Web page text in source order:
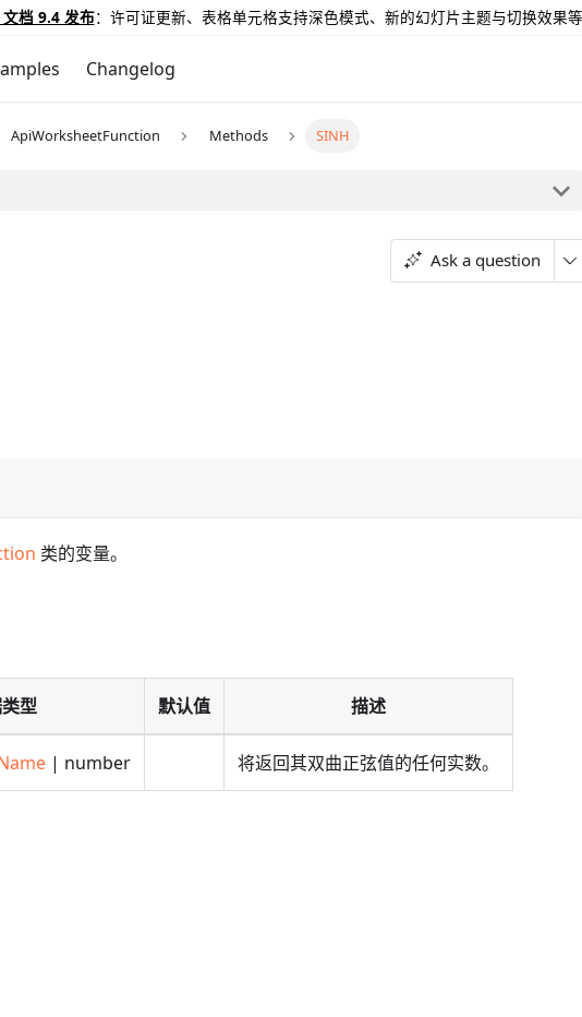
文档 9.4 发布：许可证更新、表格单元格支持深色模式、新的幻灯片主题与切换效果等
Changelog
ApiWorksheetFunction Methods SINH
Ask a question
类的变量。
型 默认值 描述
| number 将返回其双曲正弦值的任何实数。